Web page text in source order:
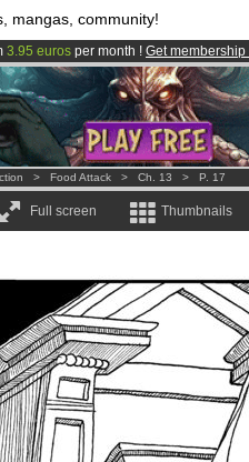
mangas, community!
3.95 euros per month ! Get membership
!.
1000 comics & mangas!.
> Food Attack > Ch. 13 > P. 17
Full screen Thumbnails